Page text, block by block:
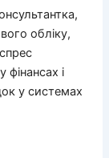
обліку,
фінансах і
у системах